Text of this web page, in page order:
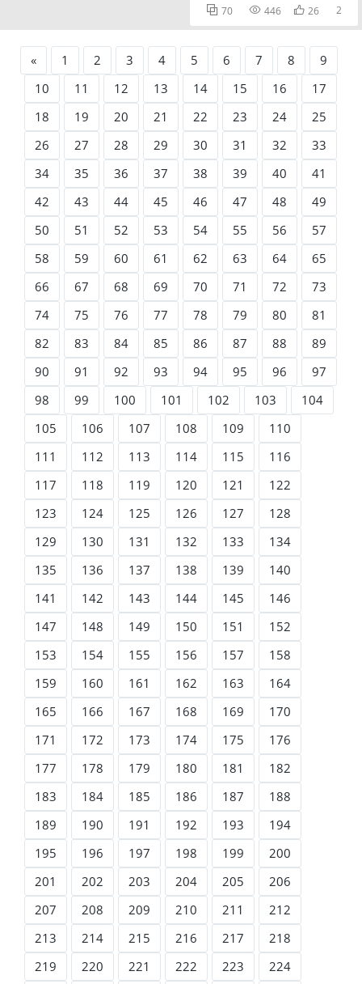
 70  446  26 2
« 1 2 3 4 5 6 7 8
9
10
11 12 13 14 15 16
17
18
19 20 21 22 23 24
25
26
27 28 29 30 31 32
33
34
35 36 37 38 39 40
41
42
43 44 45 46 47 48
49
50
51 52 53 54 55 56
57
58
59 60 61 62 63 64
65
66
67 68 69 70 71 72
73
74
75 76 77 78 79 80
81
82
83 84 85 86 87 88
89
90
91 92 93 94 95 96
97
98
99 100 101 102 103
104
105
106 107 108 109
110
111
112 113 114 115
116
117
118 119 120 121
122
123
124 125 126 127
128
129
130 131 132 133
134
135
136 137 138 139
140
141
142 143 144 145
146
147
148 149 150 151
152
153
154 155 156 157
158
159
160 161 162 163
164
165
166 167 168 169
170
171
172 173 174 175
176
177
178 179 180 181
182
183
184 185 186 187
188
189
190 191 192 193
194
195
196 197 198 199
200
201
202 203 204 205
206
207
208 209 210 211
212
213
214 215 216 217
218
219
220 221 222 223
224